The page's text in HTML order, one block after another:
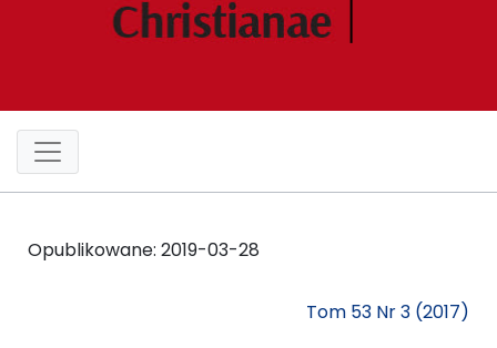
Opublikowane: 2019-03-28
Tom 53 Nr 3 (2017)